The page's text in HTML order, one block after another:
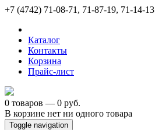
+7 (4742) 71-08-71, 71-87-19, 71-14-13
Каталог
Контакты
Корзина
Прайс-лист
0 товаров — 0 руб.
В корзине нет ни одного товара
Toggle navigation